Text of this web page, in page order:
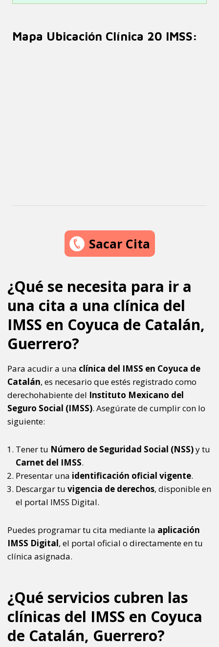
Mapa Ubicación Clínica 20 IMSS:
Sacar Cita
¿Qué se necesita para ir a
una cita a una clínica del
IMSS en Coyuca de Catalán,
Guerrero?
Para acudir a una clínica del IMSS en Coyuca de
Catalán, es necesario que estés registrado como
derechohabiente del Instituto Mexicano del
Seguro Social (IMSS). Asegúrate de cumplir con lo
siguiente:
Tener tu Número de Seguridad Social (NSS)y tu
Carnet del IMSS.
Presentar una identificación oficial vigente.
Descargar tu vigencia de derechos, disponible en
el portal IMSS Digital.
Puedes programar tu cita mediante la aplicación
IMSS Digital, el portal oficial o directamente en tu
clínica asignada.
¿Qué servicios cubren las
clínicas del IMSS en Coyuca
de Catalán, Guerrero?